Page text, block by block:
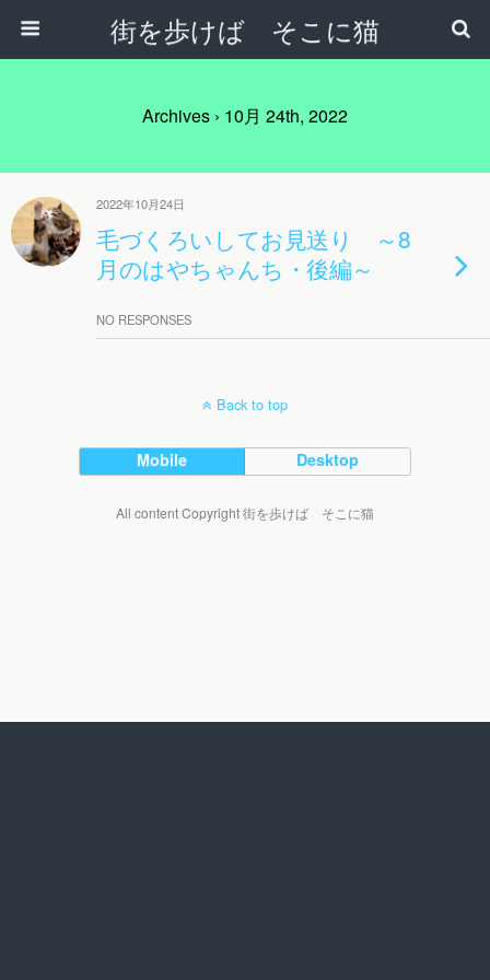
街を歩けば そこに猫
Archives › 10月 24th, 2022
2022年10月24日
毛づくろいしてお見送り ～8
月のはやちゃんち・後編～
NO RESPONSES
Back to top
Mobile Desktop
All content Copyright 街を歩けば そこに猫